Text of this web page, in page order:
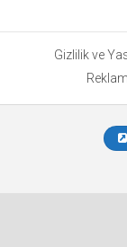
Gizlilik ve